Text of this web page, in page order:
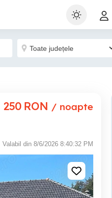
250 RON / noapte
Valabil din 8/6/2026 8:40:32 PM